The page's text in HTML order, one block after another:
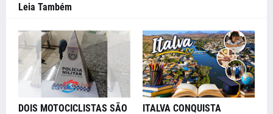
Leia Também
DOIS MOTOCICLISTAS SÃO
ITALVA CONQUISTA